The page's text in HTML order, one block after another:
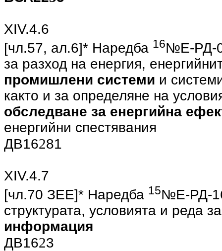
ХIV.4.6
[чл.57, ал.6]* Наредба 16№Е-РД-
за разход на енергия,
промишлени системи и
както и за определяне на
обследване за енергийна
енергийни спестявания
ДВ16281
ХIV.4.7
[чл.70 ЗEE]* Наредба 15№Е-РД-
структурата, условията и реда
информация
ДВ1623